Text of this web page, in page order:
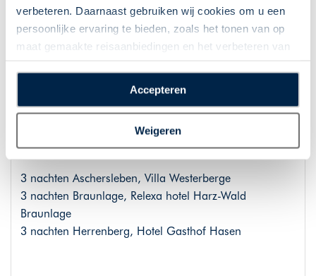
verbeteren. Daarnaast gebruiken wij cookies om u een
persoonlijke ervaring te bieden, zoals het tonen van op
maat gemaakte reisaanbiedingen en het verbeteren van
plaatsen van alle hierboven beschreven cookies en
technologieën, waarmee persoonlijke gegevens kunnen
worden verzameld. Indien u kiest voor “Weigeren”
plaatsen wij enkel functionele cookies, en zal er geen
Accepteren
Weigeren
Overnachtingen 8-daagse reis
3 nachten Aschersleben, Villa Westerberge
2 nachten Herrenberg, Hotel Gasthof Hasen
Overnachtingen 10-daagse reis
3 nachten Aschersleben, Villa Westerberge
3 nachten Braunlage, Relexa hotel Harz-Wald
Braunlage
3 nachten Herrenberg, Hotel Gasthof Hasen